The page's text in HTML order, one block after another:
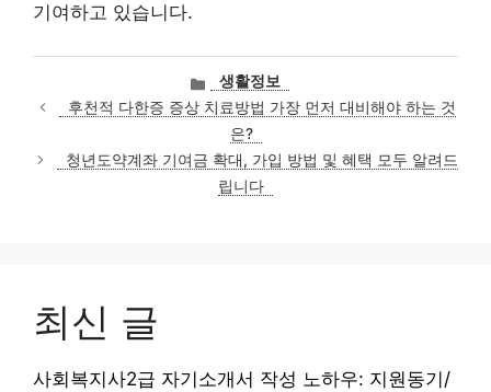
기여하고 있습니다.
카
테
고
생활정보
후천적 다한증 증상 치료방법 가장 먼저 대비해야 하는 것
은?
청년도약계좌 기여금 확대, 가입 방법 및 혜택 모두 알려드
립니다
최신 글
사회복지사2급 자기소개서 작성 노하우: 지원동기/